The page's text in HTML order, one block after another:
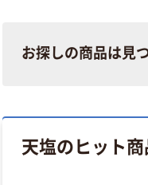
お探しの商品は見
天塩のヒット
ット 塩分プラス
カゴへ
ネッククーラー